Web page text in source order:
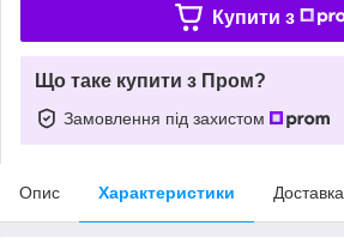
Купити з
Що таке купити з Пром?
Замовлення під захистом
Опис Характеристики Доставка